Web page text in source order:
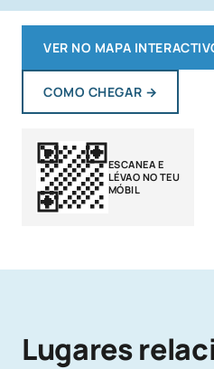
VER NO MAPA
COMO CHEGAR →
ESCANEA E
LÉVAO NO TEU
MÓBIL
Lugares